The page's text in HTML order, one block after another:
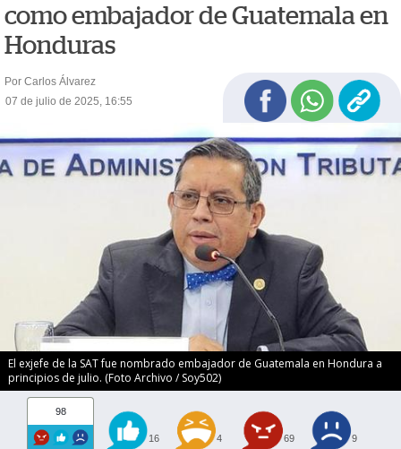
como embajador de Guatemala en
Honduras
Por Carlos Álvarez
07 de julio de 2025, 16:55
El exjefe de la SAT fue nombrado embajador de Guatemala en Hondura a
principios de julio. (Foto Archivo / Soy502)
98
16 4 69 9